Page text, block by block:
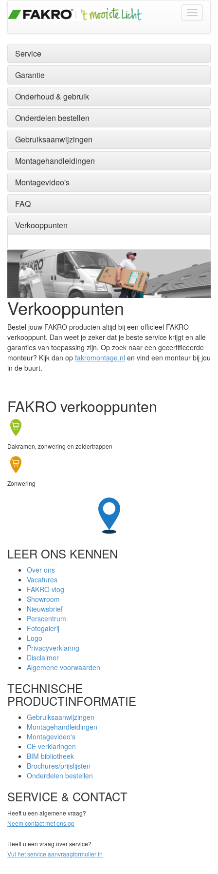
Service
Garantie
Onderhoud & gebruik
Onderdelen bestellen
Gebruiksaanwijzingen
Montagehandleidingen
Montagevideo's
FAQ
Verkooppunten
Verkooppunten
Bestel jouw FAKRO producten altijd bij een officieel FAKRO
verkooppunt. Dan weet je zeker dat je beste service krijgt en alle
garanties van toepassing zijn. Op zoek naar een gecertificeerde
monteur? Kijk dan op fakromontage.nl en vind een monteur bij jou
in de buurt.
FAKRO verkooppunten
Dakramen, zonwering en zoldertrappen
Zonwering
LEER ONS KENNEN
Over ons
Vacatures
FAKRO vlog
Showroom
Nieuwsbrief
Perscentrum
Fotogalerij
Logo
Privacyverklaring
Disclaimer
Algemene voorwaarden
TECHNISCHE
PRODUCTINFORMATIE
Gebruiksaanwijzingen
Montagehandleidingen
Montagevideo's
CE verklaringen
BIM bibliotheek
Brochures/prijslijsten
Onderdelen bestellen
SERVICE & CONTACT
Heeft u een algemene vraag?
Neem contact met ons op
Heeft u een vraag over service?
Vul het service aanvraagformulier in